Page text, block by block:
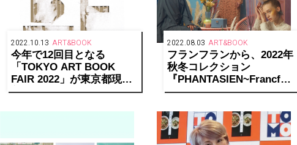
2022.10.13 ART&BOOK
今年で12回目となる
「TOKYO ART BOOK
FAIR 2022」が東京都現代
美術館で開催！
2022.08.03 ART&BOOK
フランフランから、2022年
秋冬コレクション
『PHANTASIEN~Francfranc
Shangri-la~』が登場